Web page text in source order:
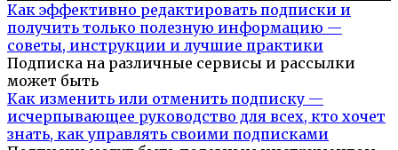
Как эффективно редактировать подписки и
получить только полезную информацию —
советы, инструкции и лучшие практики
Подписка на различные сервисы и рассылки
может быть
Как изменить или отменить подписку —
исчерпывающее руководство для всех, кто хочет
знать, как управлять своими подписками